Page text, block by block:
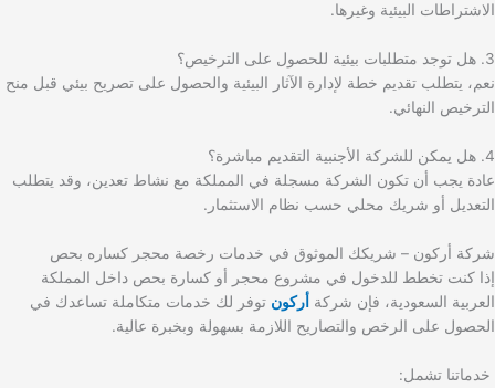
الاشتراطات البيئية وغيرها.
3. هل توجد متطلبات بيئية للحصول على الترخيص؟
نعم، يتطلب تقديم خطة لإدارة الآثار البيئية والحصول على تصريح بيئي قبل منح
الترخيص النهائي.
4. هل يمكن للشركة الأجنبية التقديم مباشرة؟
عادة يجب أن تكون الشركة مسجلة في المملكة مع نشاط تعدين، وقد يتطلب
التعديل أو شريك محلي حسب نظام الاستثمار.
شركة أركون – شريكك الموثوق في خدمات رخصة محجر كساره بحص
إذا كنت تخطط للدخول في مشروع محجر أو كسارة بحص داخل المملكة
العربية السعودية، فإن شركة أركون توفر لك خدمات متكاملة تساعدك في
الحصول على الرخص والتصاريح اللازمة بسهولة وبخبرة عالية.
خدماتنا تشمل: